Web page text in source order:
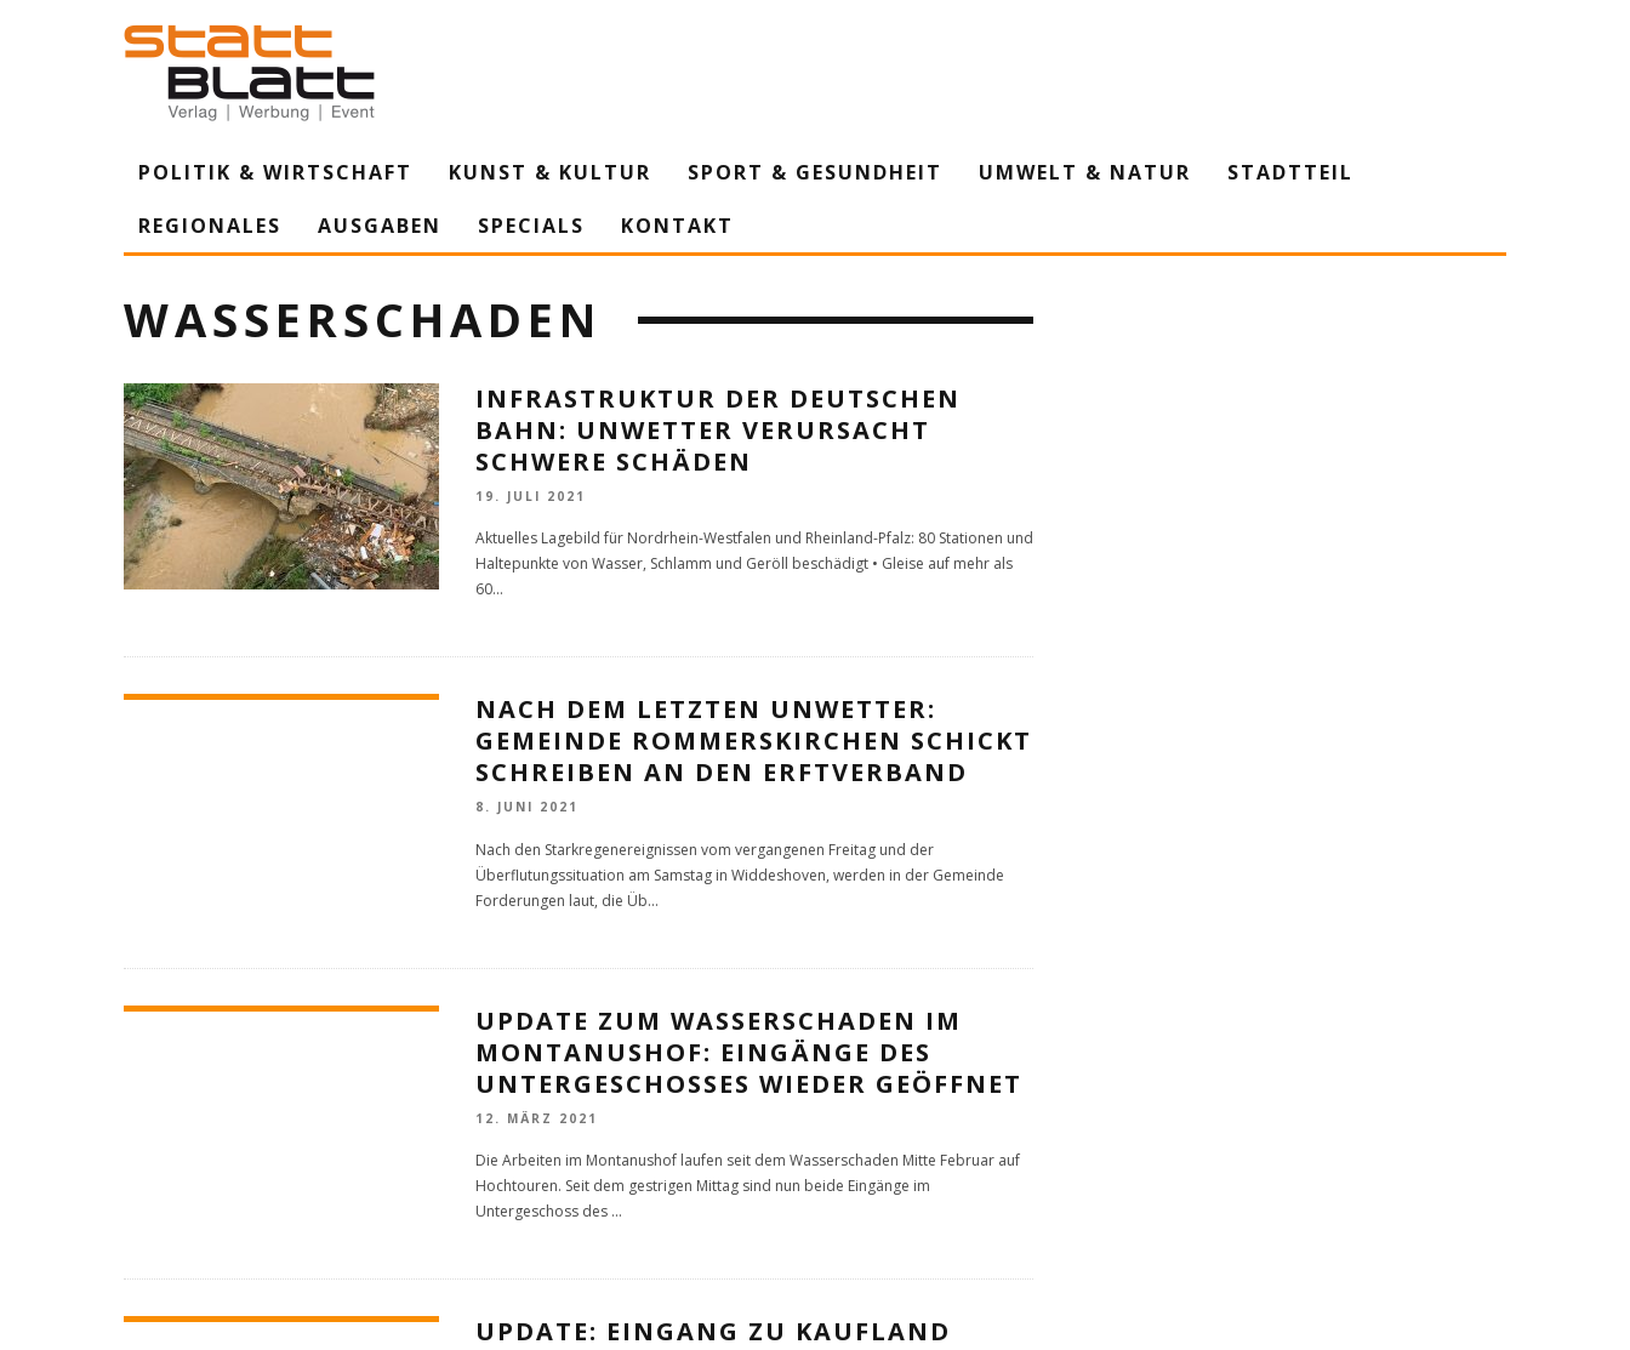
POLITIK & WIRTSCHAFT KUNST & KULTUR SPORT & GESUNDHEIT UMWELT & NATUR
STADTTEIL
REGIONALES
AUSGABEN SPECIALS KONTAKT
WASSERSCHADEN
INFRASTRUKTUR DER DEUTSCHEN
BAHN: UNWETTER VERURSACHT
SCHWERE SCHÄDEN
19. JULI 2021
Aktuelles Lagebild für Nordrhein-Westfalen und Rheinland-Pfalz: 80 Stationen und
Haltepunkte von Wasser, Schlamm und Geröll beschädigt • Gleise auf mehr als
60...
NACH DEM LETZTEN UNWETTER:
GEMEINDE ROMMERSKIRCHEN SCHICKT
SCHREIBEN AN DEN ERFTVERBAND
8. JUNI 2021
Nach den Starkregenereignissen vom vergangenen Freitag und der
Überflutungssituation am Samstag in Widdeshoven, werden in der Gemeinde
Forderungen laut, die Üb...
UPDATE ZUM WASSERSCHADEN IM
MONTANUSHOF: EINGÄNGE DES
UNTERGESCHOSSES WIEDER GEÖFFNET
12. MÄRZ 2021
Die Arbeiten im Montanushof laufen seit dem Wasserschaden Mitte Februar auf
Hochtouren. Seit dem gestrigen Mittag sind nun beide Eingänge im
Untergeschoss des ...
UPDATE: EINGANG ZU KAUFLAND